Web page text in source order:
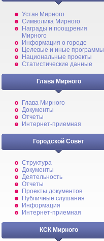
Устав Мирного
Символика Мирного
Награды и поощрения
Мирного
Информация о городе
Целевые и иные программы
Национальные проекты
Статистические данные
Глава Мирного
Глава Мирного
Документы
Отчеты
Интернет-приемная
Городской Совет
Структура
Документы
Деятельность
Отчеты
Проекты документов
Публичные слушания
Информация
Интернет-приемная
КСК Мирного